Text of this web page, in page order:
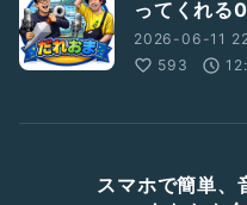
ってくれる
2026-06-11
593
スマホで簡単、